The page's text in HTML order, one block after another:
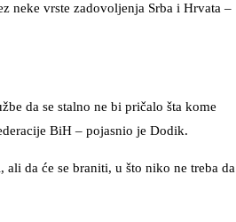
neke vrste zadovoljenja Srba i Hrvata –
da se stalno ne bi pričalo šta kome
BiH – pojasnio je Dodik.
da će se braniti, u što niko ne treba da